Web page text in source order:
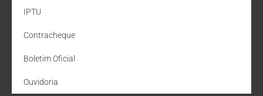
IPTU
Contracheque
Boletim Oficial
Ouvidoria